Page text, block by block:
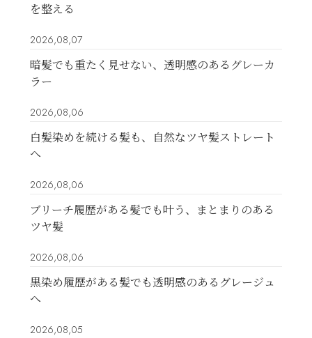
を整える
2026,08,07
暗髪でも重たく見せない、透明感のあるグレーカ
ラー
2026,08,06
白髪染めを続ける髪も、自然なツヤ髪ストレート
へ
2026,08,06
ブリーチ履歴がある髪でも叶う、まとまりのある
ツヤ髪
2026,08,06
黒染め履歴がある髪でも透明感のあるグレージュ
へ
2026,08,05